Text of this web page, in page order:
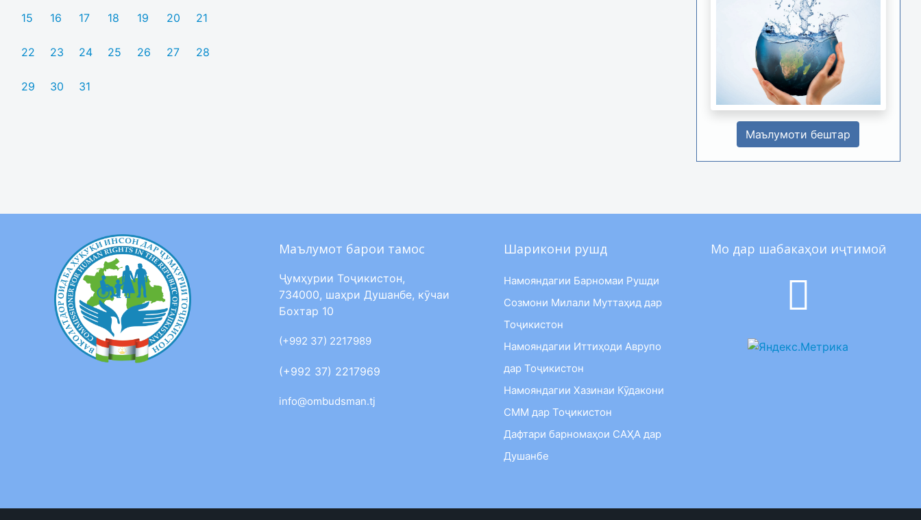
15 16 17 18 19 20 21
22 23 24 25 26 27 28
29 30 31
Маълумоти бештар
Маълумот барои тамос
Ҷумҳурии Тоҷикистон,
734000, шаҳри Душанбе, кӯчаи
Бохтар 10
(+992 37) 2217989
(+992 37) 2217969
info@ombudsman.tj
Шарикони рушд
Намояндагии Барномаи Рушди
Созмони Милали Муттаҳид дар
Тоҷикистон
Намояндагии Иттиҳоди Аврупо
дар Тоҷикистон
Намояндагии Хазинаи Кӯдакони
СММ дар Тоҷикистон
Дафтари барномаҳои САҲА дар
Душанбе
Мо дар шабакаҳои иҷтимоӣ